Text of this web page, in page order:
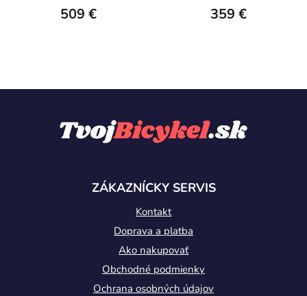
509 € 359 €
ZÁKAZNÍCKY SERVIS
Kontakt
Doprava a platba
Ako nakupovať
Obchodné podmienky
Ochrana osobných údajov